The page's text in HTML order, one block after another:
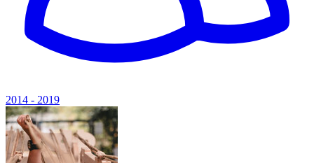
2014 - 2019